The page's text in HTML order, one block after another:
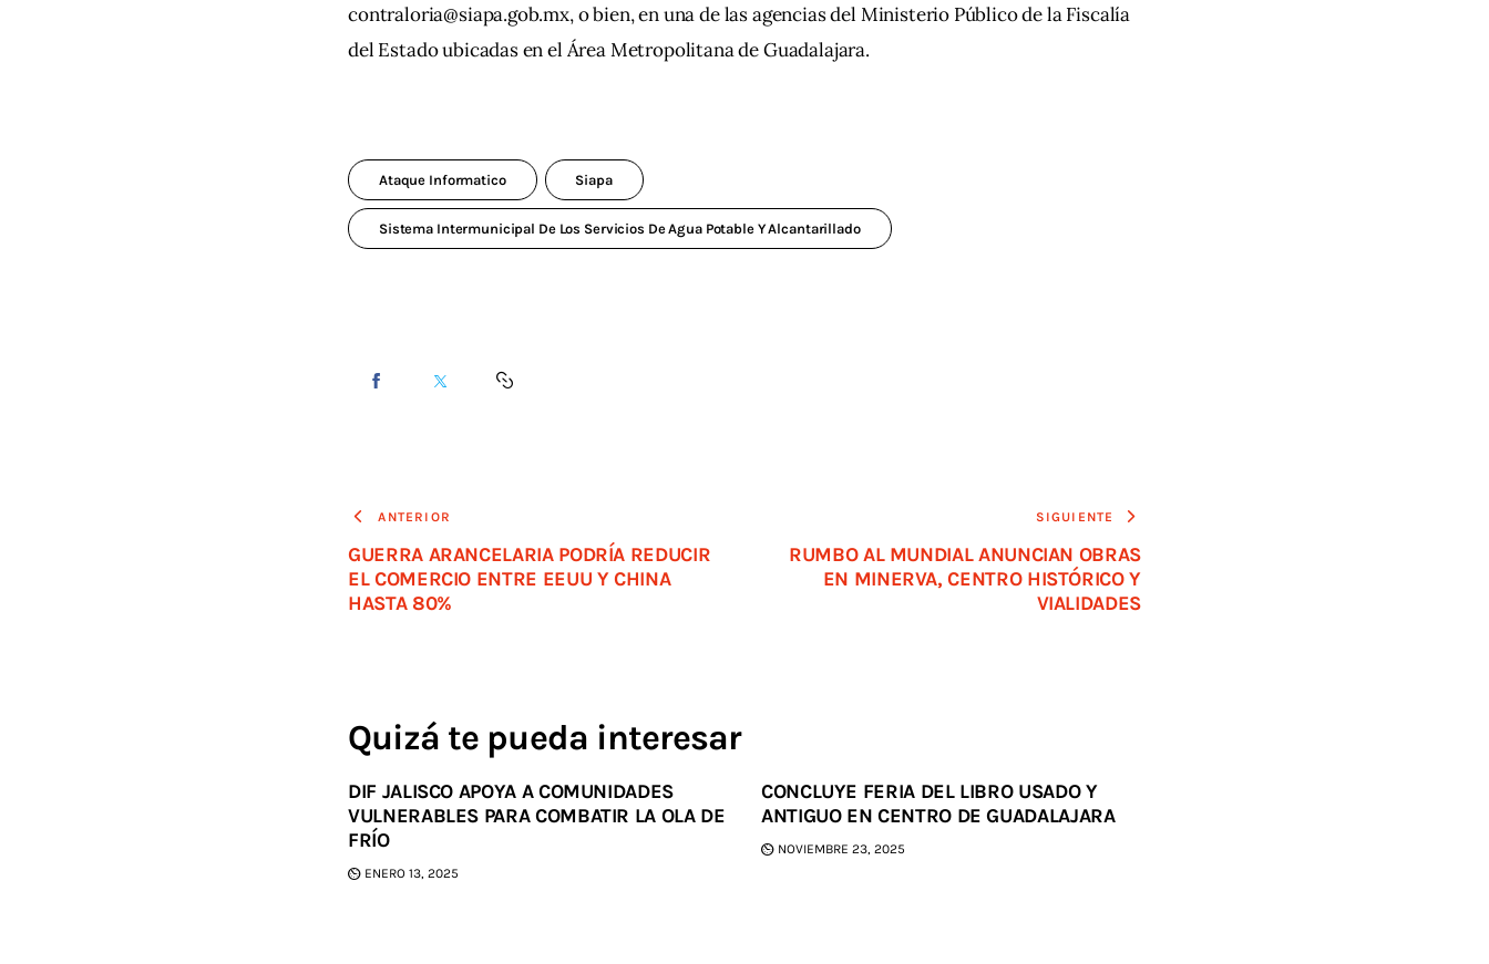
contraloria@siapa.gob.mx, o bien, en una de las agencias del Ministerio Público de la Fiscalía
del Estado ubicadas en el Área Metropolitana de Guadalajara.
Ataque Informatico Siapa
Sistema Intermunicipal De Los Servicios De Agua Potable Y Alcantarillado
ANTERIOR
GUERRA ARANCELARIA PODRÍA REDUCIR
EL COMERCIO ENTRE EEUU Y CHINA
HASTA 80%
SIGUIENTE
RUMBO AL MUNDIAL ANUNCIAN OBRAS
EN MINERVA, CENTRO HISTÓRICO Y
VIALIDADES
Quizá te pueda interesar
DIF JALISCO APOYA A COMUNIDADES
VULNERABLES PARA COMBATIR LA OLA DE
FRÍO
ENERO 13, 2025
CONCLUYE FERIA DEL LIBRO USADO Y
ANTIGUO EN CENTRO DE GUADALAJARA
NOVIEMBRE 23, 2025